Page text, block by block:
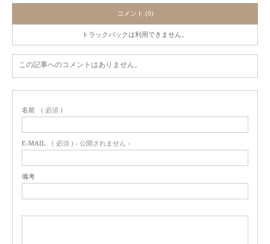
コメント (0)
トラックバックは利用できません。
この記事へのコメントはありません。
名前 ( 必須 )
E-MAIL ( 必須 ) - 公開されません -
備考